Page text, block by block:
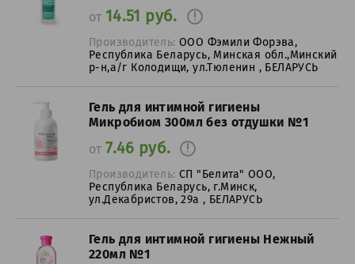
от 14.51 руб.
Производитель:ООО Фэмили Форэва,
Республика Беларусь, Минская обл.,Минский
р-н,а/г Колодищи, ул.Тюленин , БЕЛАРУСЬ
Гель для интимной гигиены
Микробиом 300мл без отдушки №1
от 7.46 руб.
Производитель:СП "Белита" ООО,
Республика Беларусь, г.Минск,
ул.Декабристов, 29а , БЕЛАРУСЬ
Гель для интимной гигиены Нежный
220мл №1